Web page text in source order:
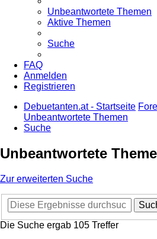
Unbeantwortete Themen
Aktive Themen
Suche
FAQ
Anmelden
Registrieren
Debuetanten.at - Startseite
Unbeantwortete Themen
Suche
Unbeantwortete
Zur erweiterten Suche
Die Suche ergab 105 Treffer